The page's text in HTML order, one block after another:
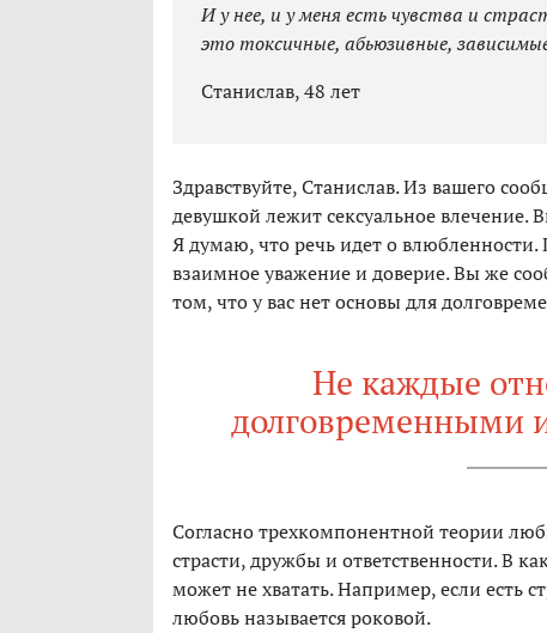
И у нее, и у меня есть чувства и
это токсичные, абьюзивные,
Станислав, 48 лет
Здравствуйте, Станислав. Из вашего
девушкой лежит сексуальное влечение.
Я думаю, что речь идет о
взаимное уважение и доверие. Вы же
том, что у вас нет основы для
Не каждые
долговременными
Согласно трехкомпонентной теории
страсти, дружбы и ответственности. В
может не хватать. Например, если есть
любовь называется роковой.